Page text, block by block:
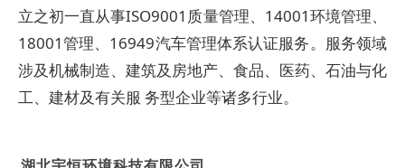
立之初一直从事ISO9001质量管理、14001环境管理、
18001管理、16949汽车管理体系认证服务。服务领域
涉及机械制造、建筑及房地产、食品、医药、石油与化
工、建材及有关服 务型企业等诸多行业。